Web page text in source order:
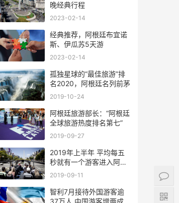
晚经典行程
2023-02-14
经典推荐，阿根廷布宜诺
斯、伊瓜苏5天游
2023-02-14
孤独星球的“最佳旅游”排
名2020，阿根廷名列前茅
2019-10-24
阿根廷旅游部长：“阿根廷
全球旅游热度排名第七”
2019-09-27
2019年上半年 平均每五
秒就有一个游客进入阿根
廷
2019-09-11
智利7月接待外国游客逾
37万人 中国游客增两成